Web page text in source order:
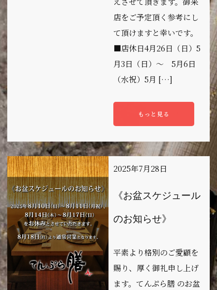
店をご予定頂く参考にし
て頂けますと幸いです。
■店休日4月26日（日）5
月3日（日）～ 5月6日
（水祝）5月 […]
もっと見る
2025年7月28日
《お盆スケジュール
のお知らせ》
平素より格別のご愛顧を
賜り、厚く御礼申し上げ
ます。てんぷら膳 のお盆